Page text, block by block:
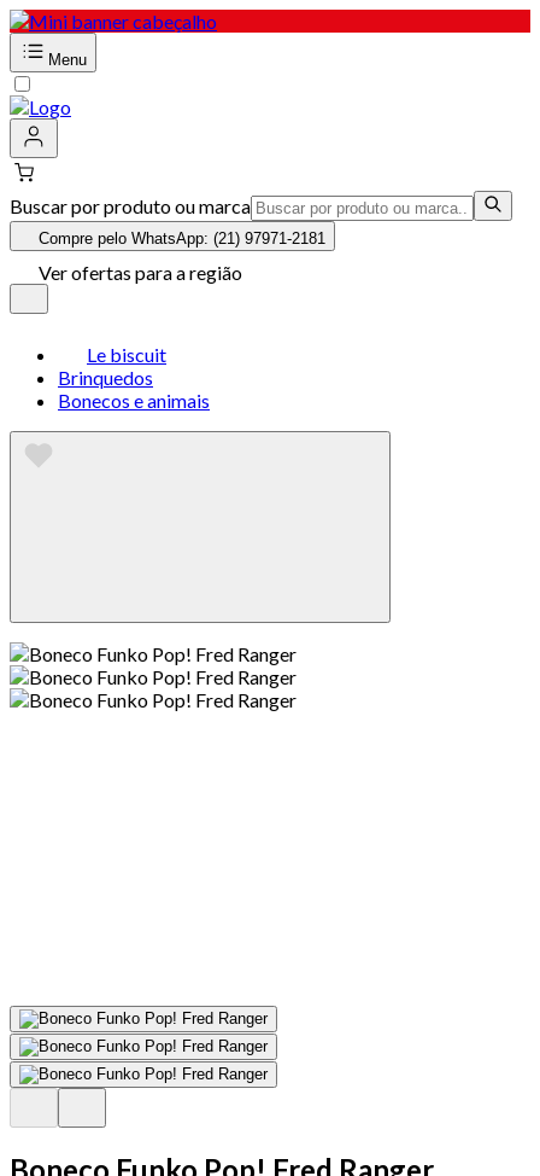
Menu
Buscar por produto ou marca
Compre pelo WhatsApp: (21) 97971-2181
Ver ofertas para a região
Le biscuit
Brinquedos
Bonecos e animais